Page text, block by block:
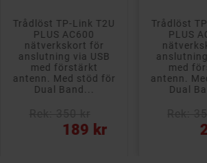
Trådlöst TP-Link T2U
PLUS AC600
nätverkskort för
anslutning via USB
med förstärkt
antenn. Med stöd för
Dual Band...
189 kr
Trådlöst
PLUS
med
antenn.
Dual